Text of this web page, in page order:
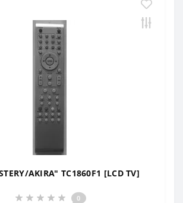
AKIRA" TC1860F1 [LCD TV]
0